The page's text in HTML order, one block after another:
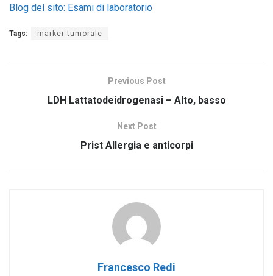
Blog del sito: Esami di laboratorio
Tags: marker tumorale
Previous Post
LDH Lattatodeidrogenasi – Alto, basso
Next Post
Prist Allergia e anticorpi
Francesco Redi